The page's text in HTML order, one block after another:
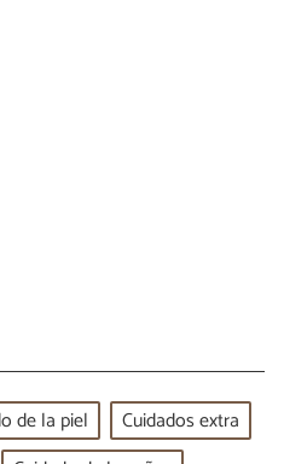
de la piel
Cuidados extra